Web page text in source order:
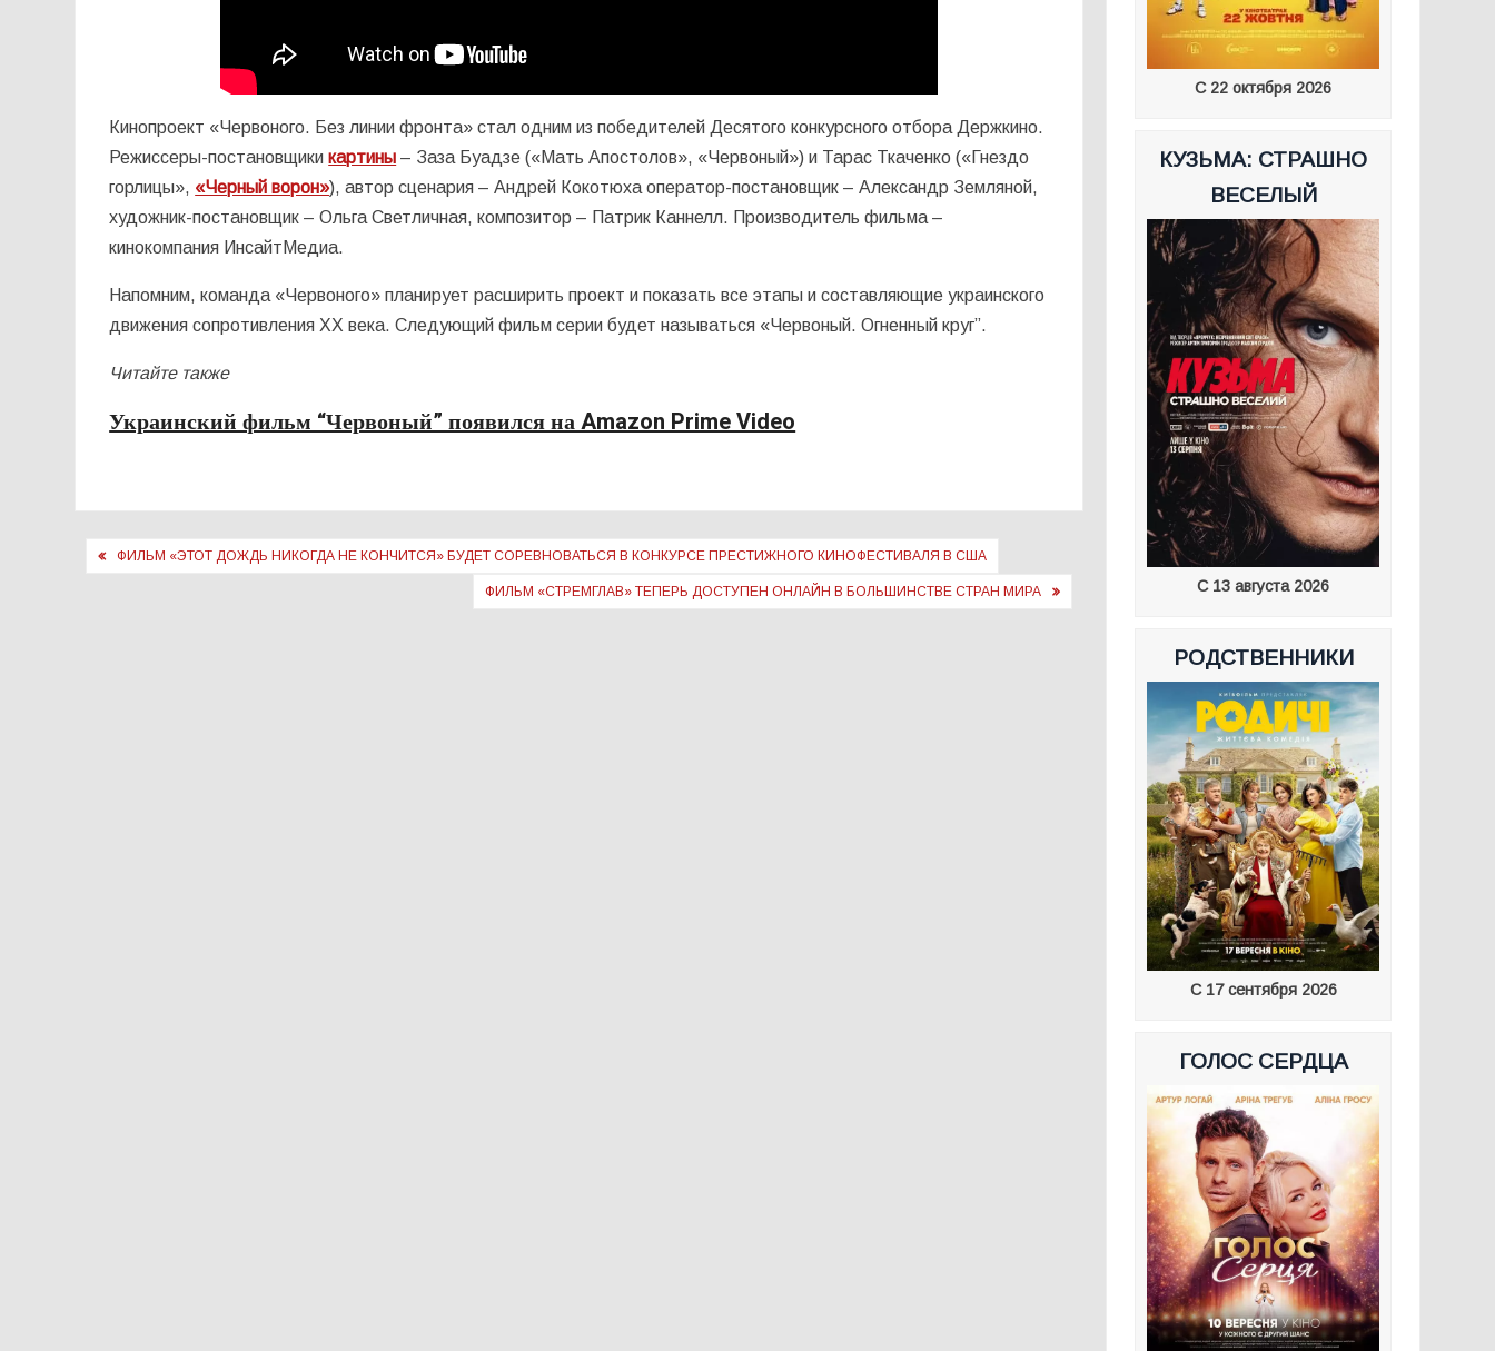
Кинопроект «Червоного. Без линии фронта» стал одним из победителей Десятого конкурсного отбора Держкино.
Режиссеры-постановщикикартины – Заза Буадзе («Мать Апостолов», «Червоный») и Тарас Ткаченко («Гнездо
горлицы», «Черный ворон»), автор сценария – Андрей Кокотюха оператор-постановщик – Александр Земляной,
художник-постановщик – Ольга Светличная, композитор – Патрик Каннелл. Производитель фильма –
кинокомпания ИнсайтМедиа.
Напомним, команда «Червоного» планирует расширить проект и показать все этапы и составляющие украинского
движения сопротивления ХХ века. Следующий фильм серии будет называться «Червоный. Огненный круг”.
Читайте также
Украинский фильм “Червоный” появился на Amazon Prime Video
Навигация
ФИЛЬМ «ЭТОТ ДОЖДЬ НИКОГДА НЕ КОНЧИТСЯ» БУДЕТ СОРЕВНОВАТЬСЯ В КОНКУРСЕ ПРЕСТИЖНОГО КИНОФЕСТИВАЛЯ В США
ФИЛЬМ «СТРЕМГЛАВ» ТЕПЕРЬ ДОСТУПЕН ОНЛАЙН В БОЛЬШИНСТВЕ СТРАН МИРА
С 22 октября 2026
КУЗЬМА: СТРАШНО
ВЕСЕЛЫЙ
С 13 августа 2026
РОДСТВЕННИКИ
С 17 сентября 2026
ГОЛОС СЕРДЦА